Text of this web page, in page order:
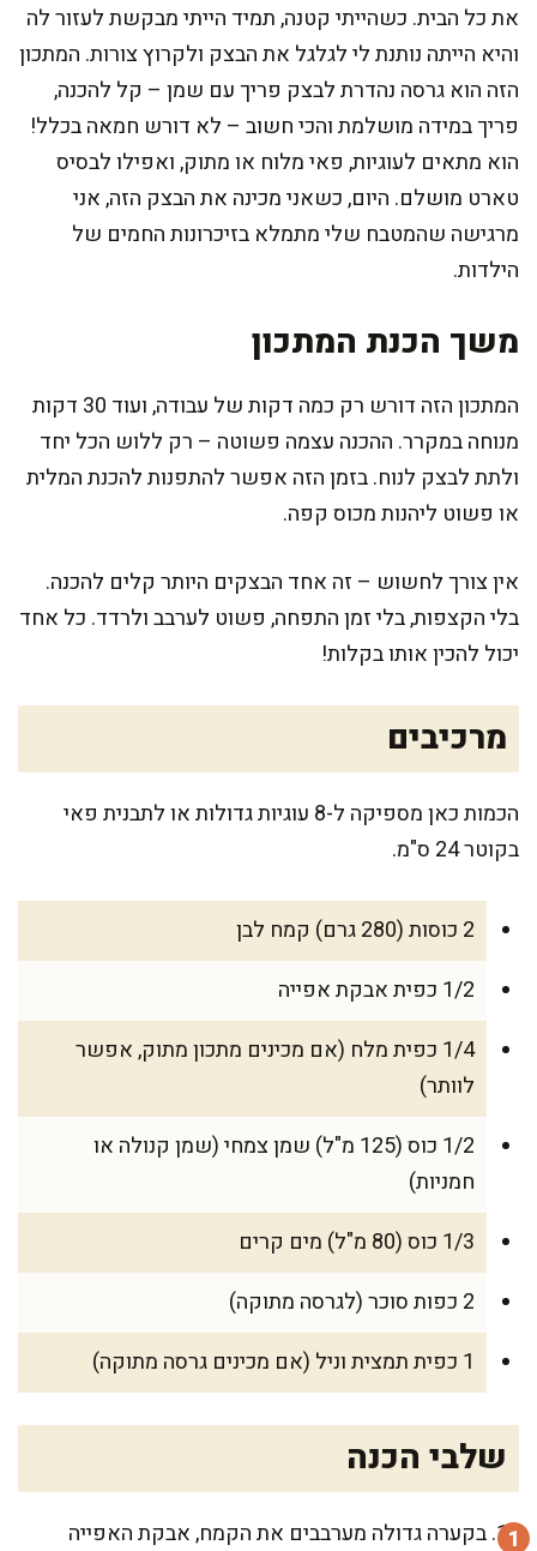
את כל הבית. כשהייתי קטנה, תמיד הייתי מבקשת לעזור לה
והיא הייתה נותנת לי לגלגל את הבצק ולקרוץ צורות. המתכון
הזה הוא גרסה נהדרת לבצק פריך עם שמן – קל להכנה,
פריך במידה מושלמת והכי חשוב – לא דורש חמאה בכלל!
הוא מתאים לעוגיות, פאי מלוח או מתוק, ואפילו לבסיס
טארט מושלם. היום, כשאני מכינה את הבצק הזה, אני
מרגישה שהמטבח שלי מתמלא בזיכרונות החמים של
הילדות.
משך הכנת המתכון
המתכון הזה דורש רק כמה דקות של עבודה, ועוד 30 דקות
מנוחה במקרר. ההכנה עצמה פשוטה – רק ללוש הכל יחד
ולתת לבצק לנוח. בזמן הזה אפשר להתפנות להכנת המלית
או פשוט ליהנות מכוס קפה.
אין צורך לחשוש – זה אחד הבצקים היותר קלים להכנה.
בלי הקצפות, בלי זמן התפחה, פשוט לערבב ולרדד. כל אחד
יכול להכין אותו בקלות!
מרכיבים
הכמות כאן מספיקה ל-8 עוגיות גדולות או לתבנית פאי
בקוטר 24 ס"מ.
2 כוסות (280 גרם) קמח לבן
1/2 כפית אבקת אפייה
1/4 כפית מלח (אם מכינים מתכון מתוק, אפשר
לוותר)
1/2 כוס (125 מ"ל) שמן צמחי (שמן קנולה או
חמניות)
1/3 כוס (80 מ"ל) מים קרים
2 כפות סוכר (לגרסה מתוקה)
1 כפית תמצית וניל (אם מכינים גרסה מתוקה)
שלבי הכנה
בקערה גדולה מערבבים את הקמח, אבקת האפייה